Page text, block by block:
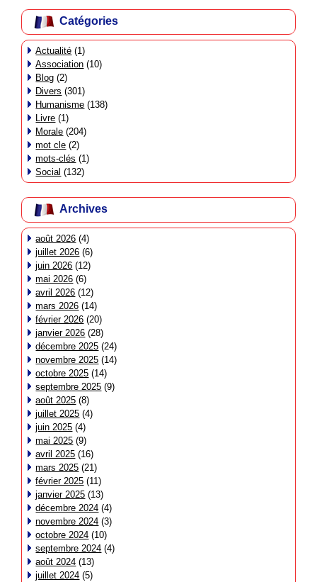
Catégories
Actualité (1)
Association (10)
Blog (2)
Divers (301)
Humanisme (138)
Livre (1)
Morale (204)
mot cle (2)
mots-clés (1)
Social (132)
Archives
août 2026 (4)
juillet 2026 (6)
juin 2026 (12)
mai 2026 (6)
avril 2026 (12)
mars 2026 (14)
février 2026 (20)
janvier 2026 (28)
décembre 2025 (24)
novembre 2025 (14)
octobre 2025 (14)
septembre 2025 (9)
août 2025 (8)
juillet 2025 (4)
juin 2025 (4)
mai 2025 (9)
avril 2025 (16)
mars 2025 (21)
février 2025 (11)
janvier 2025 (13)
décembre 2024 (4)
novembre 2024 (3)
octobre 2024 (10)
septembre 2024 (4)
août 2024 (13)
juillet 2024 (5)